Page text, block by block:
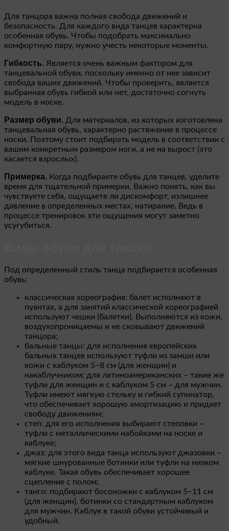
Для танцора важна полная свобода движений и
безопасность. Для каждого вида танцев характерна
особенная обувь. Чтобы подобрать максимально
комфортную пару, нужно учесть некоторые моменты.
Гибкость. Является очень важным фактором для
танцевальной обуви, поскольку именно от нее зависит
свобода ваших движений. Чтобы проверить, является
выбранная обувь гибкой или нет, достаточно согнуть
модель в носке.
Размер обуви. Для материалов, из которых изготовлена
танцевальная обувь, характерно растяжение в процессе
носки. Поэтому стоит подбирать модель в соответствии с
вашим конкретным размером ноги, а не на вырост (это
касается взрослых).
Примерка. Когда подбираете обувь для танцев, уделите
время для тщательной примерки. Важно понять, как вы
чувствуете себя, ощущаете ли дискомфорт, излишнее
давление в определенных местах, натирание. Ведь в
процессе тренировок эти ощущения могут заметно
усугубиться.
Под определенный стиль танца подбирается особенная
обувь:
классическая хореография: балет исполняют в
пуантах, а для занятий классической хореографией
используют чешки (балетки). Выполняются из кожи,
воздухопроницаемы и не сковывают движений
танцора;
бальные танцы: для исполнения европейских
бальных танцев используют туфли из замши или
кожи с каблуком 5−8 см (для женщин) и
накаблучником; для латиноамериканских – такие же
туфли для женщин и с каблуком 5 см – для мужчин.
Туфли имеют мягкую стельку и гибкий супинатор,
что обеспечивает хорошую амортизацию и придает
свободу движениям;
степ: для его исполнения выбирают степовки –
туфли с металлическими набойками на носке и
каблуке;
джаз: для этого вида танца используют джазовки –
мягкие шнурованные ботинки или туфли на низком
каблуке. Такая обувь обеспечивает хорошее
сцепление с полом;
танго: подбирают босоножки с каблуком 5−11 см
(для женщин), ботинки со стандартным каблуком
для мужчин. Каблук в такой обуви устойчивый и
удобный.